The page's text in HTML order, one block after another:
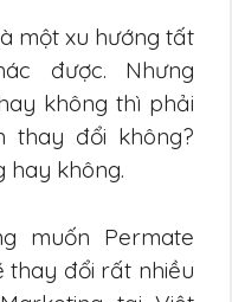
một xu hướng tất
được. Nhưng
không thì phải
thay đổi không?
hay không.
muốn Permate
thay đổi rất nhiều